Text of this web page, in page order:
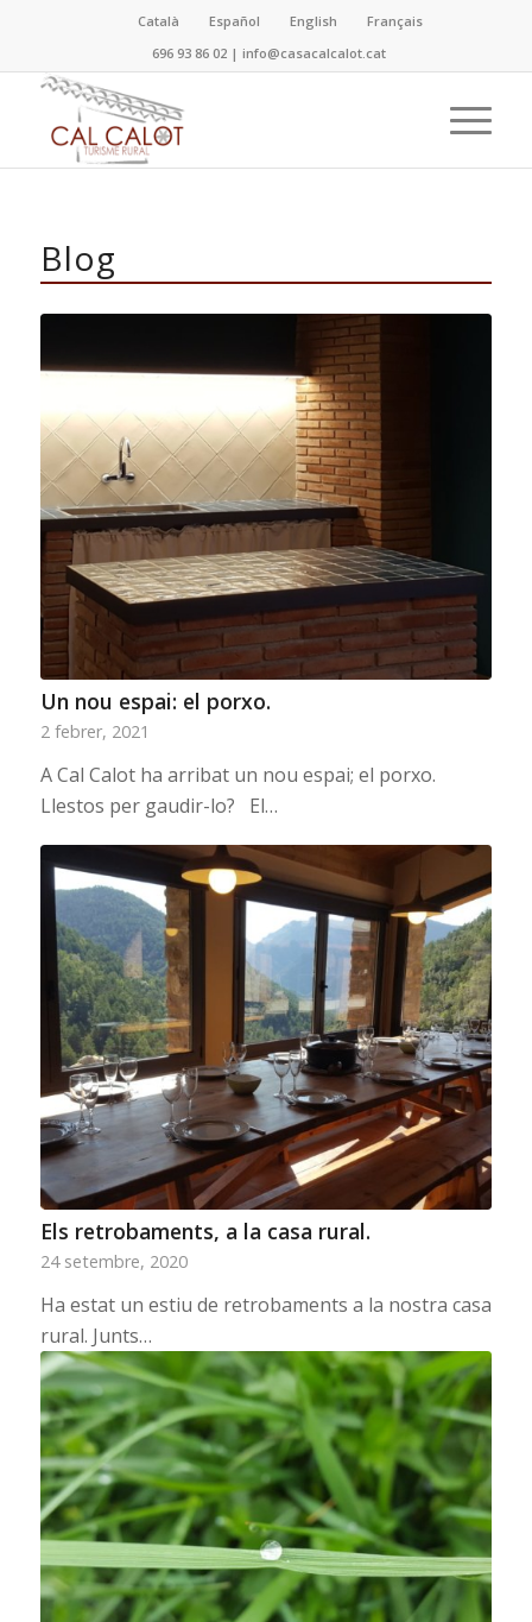
Català Español English
Français
696 93 86 02 |info@casacalcalot.cat
Blog
Un nou espai: el porxo.
2 febrer, 2021
A Cal Calot ha arribat un nou espai; el porxo.
Llestos per gaudir-lo? El…
Els retrobaments, a la casa rural.
24 setembre, 2020
Ha estat un estiu de retrobaments a la nostra casa
rural. Junts…